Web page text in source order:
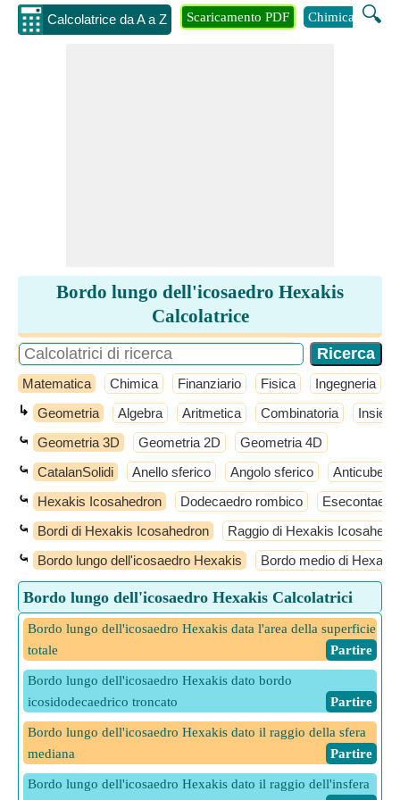
Calcolatrice da A a Z 🔍
Scaricamento PDF Chimica
Bordo lungo dell'icosaedro Hexakis
Calcolatrice
Matematica Chimica Finanziario Fisica Ingegneria
↳ Geometria Algebra Aritmetica Combinatoria
⤿ Geometria 3D Geometria 2D Geometria 4D
⤿ CatalanSolidi Anello sferico Angolo sferico Anticube
⤿ Hexakis Icosahedron Dodecaedro rombico
⤿ Bordi di Hexakis Icosahedron Raggio di Hexakis
⤿ Bordo lungo dell'icosaedro Hexakis Bordo medio di
Bordo lungo dell'icosaedro Hexakis Calcolatrici
Bordo lungo dell'icosaedro Hexakis data l'area della superficie
totale
​ Partire
Bordo lungo dell'icosaedro Hexakis dato bordo
icosidodecaedrico troncato
​ Partire
Bordo lungo dell'icosaedro Hexakis dato il raggio della sfera
mediana
​ Partire
Bordo lungo dell'icosaedro Hexakis dato il raggio dell'insfera